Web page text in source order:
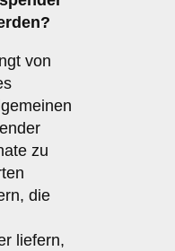
von
zu
die
liefern,